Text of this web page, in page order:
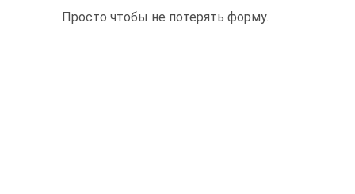
Просто чтобы не потерять форму.